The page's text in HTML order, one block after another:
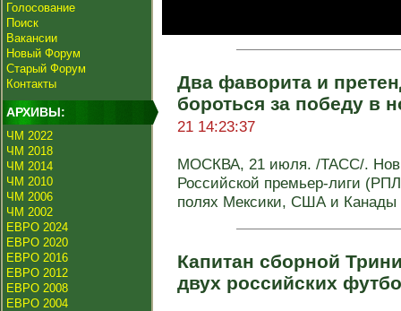
Голосование
Поиск
Вакансии
Новый Форум
Старый Форум
Контакты
АРХИВЫ:
ЧМ 2022
ЧМ 2018
ЧМ 2014
ЧМ 2010
ЧМ 2006
ЧМ 2002
ЕВРО 2024
ЕВРО 2020
ЕВРО 2016
ЕВРО 2012
ЕВРО 2008
ЕВРО 2004
Два фаворита и
бороться за победу в
21 14:23:37
МОСКВА, 21 июля. /ТАСС/.
Российской премьер-лиги
полях Мексики, США и Канады
Капитан сборной
двух российских